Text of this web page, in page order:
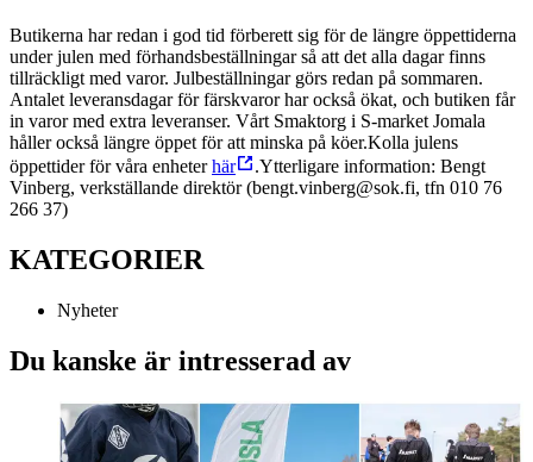
Butikerna har redan i god tid förberett sig för de längre öppettiderna
under julen med förhandsbeställningar så att det alla dagar finns
tillräckligt med varor. Julbeställningar görs redan på sommaren.
Antalet leveransdagar för färskvaror har också ökat, och butiken får
in varor med extra leveranser. Vårt Smaktorg i S-market Jomala
håller också längre öppet för att minska på köer.Kolla julens
öppettider för våra enheterhär .Ytterligare information: Bengt
Vinberg, verkställande direktör (bengt.vinberg@sok.fi, tfn 010 76
266 37)
KATEGORIER
Nyheter
Du kanske är intresserad av